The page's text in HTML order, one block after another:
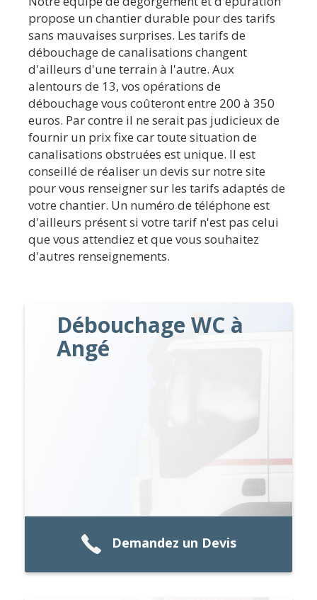
propose un chantier durable pour des tarifs
sans mauvaises surprises. Les tarifs de
débouchage de canalisations changent
d'ailleurs d'une terrain à l'autre. Aux
alentours de 13, vos opérations de
débouchage vous coûteront entre 200 à 350
euros. Par contre il ne serait pas judicieux de
fournir un prix fixe car toute situation de
canalisations obstruées est unique. Il est
conseillé de réaliser un devis sur notre site
pour vous renseigner sur les tarifs adaptés de
votre chantier. Un numéro de téléphone est
d'ailleurs présent si votre tarif n'est pas celui
que vous attendiez et que vous souhaitez
d'autres renseignements.
Débouchage WC à
Angé
Demandez un Devis